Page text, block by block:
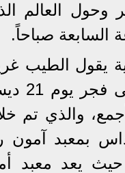
وحول العالم
السابعة صباحاً.
يقول الطيب
أن
والذي تم
بمعبد آمون رع
حيث يعد معبد